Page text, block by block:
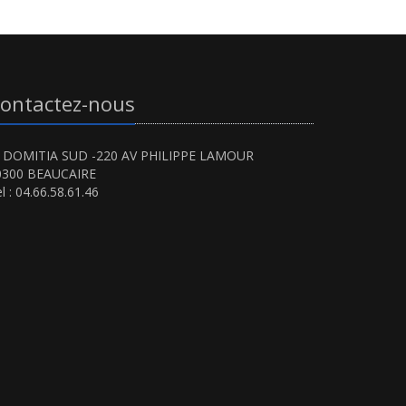
nous
DOMITIA SUD -220 AV PHILIPPE LAMOUR
BEAUCAIRE
: 04.66.58.61.46